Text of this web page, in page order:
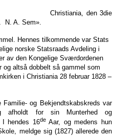
den 3die
N. A. Sem».
Hennes tilkommende var Stats
norske Statsraads Avdeling i
av den Kongelige Sværdordenen
og altså dobbelt så gammel som
i Christiania 28 februar 1828 –
Familie- og Bekjendtskabskreds var
afholdt for sin Munterhed og
I hendes 16deAar, og medens hun
meldge sig (1827) allerede den